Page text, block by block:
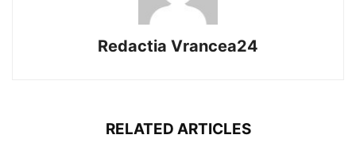
Redactia Vrancea24
RELATED ARTICLES